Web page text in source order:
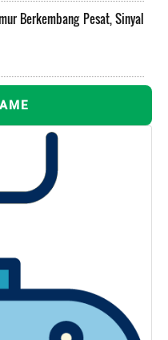
Berkembang Pesat, Sinyal